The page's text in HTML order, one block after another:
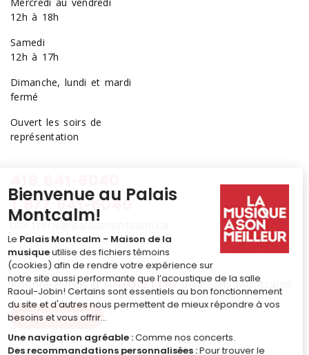
Abonnez-vous à l'INFOLETTREdu Palais Montcalm!
JE M'ABONNE
12h à 18h
Samedi
12h à 17h
Dimanche, lundi et mardi
fermé
Ouvert les soirs de
représentation
1 877 641-6040
billetterie@palaismontcalm.ca